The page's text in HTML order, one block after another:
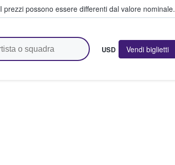
I prezzi possono essere differenti dal valore nominale.
USD Vendi biglietti